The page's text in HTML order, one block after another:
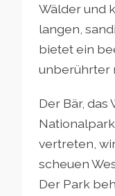
Wälder und
langen,
bietet ein
unberührter
Der Bär,
vertreten,
scheuen
Der Park